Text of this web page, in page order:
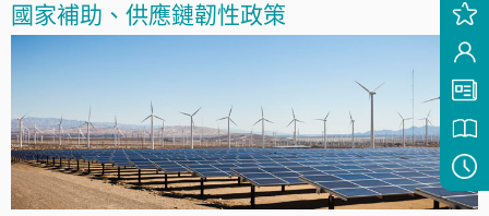
國家補助、供應鏈韌性政策